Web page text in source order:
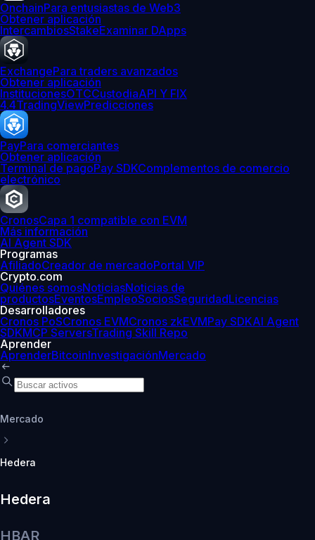
OnchainPara entusiastas de Web3
Obtener aplicación
IntercambiosStakeExaminar DApps
ExchangePara traders avanzados
Obtener aplicación
InstitucionesOTCCustodiaAPI Y FIX
4.4TradingViewPredicciones
PayPara comerciantes
Obtener aplicación
Terminal de pagoPay SDKComplementos de comercio
electrónico
CronosCapa 1 compatible con EVM
Más información
AI Agent SDK
Programas
AfiliadoCreador de mercadoPortal VIP
Crypto.com
Quiénes somosNoticiasNoticias de
productosEventosEmpleoSociosSeguridadLicencias
Desarrolladores
Cronos PoSCronos EVMCronos zkEVMPay SDKAI Agent
SDKMCP ServersTrading Skill Repo
Aprender
AprenderBitcoinInvestigaciónMercado
Mercado
Hedera
Hedera
HBAR